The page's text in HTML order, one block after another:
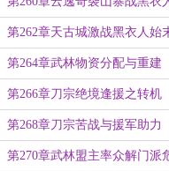
第262章天古城激战黑衣人始
第264章武林物资分配与重建
第266章刀宗绝境逢援之转机
第268章刀宗苦战与援军助力
第270章武林盟主率众解门派